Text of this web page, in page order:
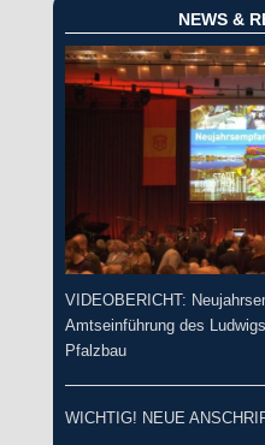
NEWS &
VIDEOBERICHT:
Amtseinführung des
Pfalzbau
WICHTIG! NEUE